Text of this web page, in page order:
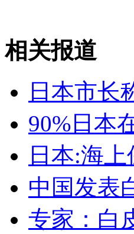
外交部：有关国家言论片
相关报道
日本市长
90%日本
日本:海
中国发表
专家：白